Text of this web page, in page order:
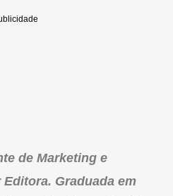
de Marketing e
Graduada em